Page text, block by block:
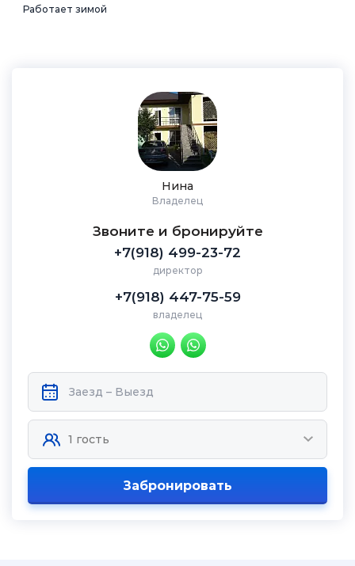
Работает зимой
Нина
Владелец
Звоните и бронируйте
+7(918) 499-23-72
директор
+7(918) 447-75-59
владелец
Забронировать